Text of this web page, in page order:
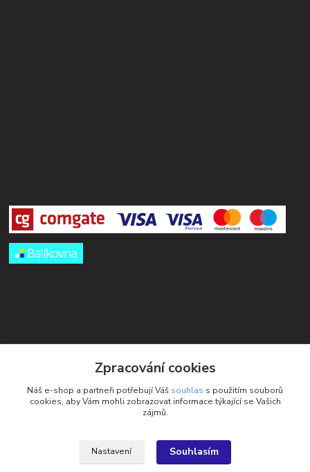
+420 732 552 122
Zpracování cookies
Náš e-shop a partneři potřebují Váš souhlas s použitím souborů
cookies, aby Vám mohli zobrazovat informace týkající se Vašich
zájmů.
Nastavení Souhlasím